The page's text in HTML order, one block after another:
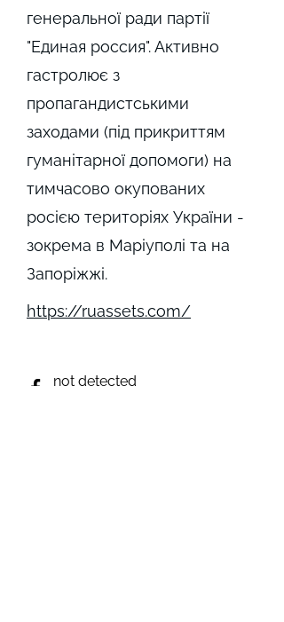
генеральної ради партії
"Единая россия". Активно
гастролює з
пропагандистськими
заходами (під прикриттям
гуманітарної допомоги) на
тимчасово окупованих
росією територіях України -
зокрема в Маріуполі та на
Запоріжжі.
https://ruassets.com/
not detected